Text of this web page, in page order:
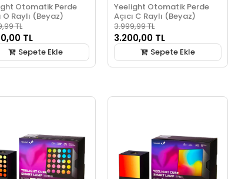
Otomatik Perde
O Raylı (Beyaz)
TL
TL
Sepete Ekle
Yeelight Otomatik Perde
Açıcı C Raylı (Beyaz)
3.999,99 TL
3.200,00 TL
Sepete Ekle